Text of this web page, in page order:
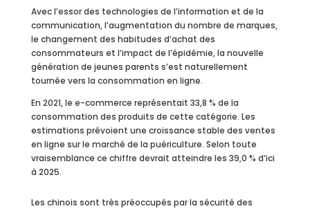
Avec l’essor des technologies de l’information et de la
communication, l’augmentation du nombre de marques,
le changement des habitudes d’achat des
consommateurs et l’impact de l’épidémie, la nouvelle
génération de jeunes parents s’est naturellement
tournée vers la consommation en ligne.
En 2021, le e-commerce représentait 33,8 % de la
consommation des produits de cette catégorie. Les
estimations prévoient une croissance stable des ventes
en ligne sur le marché de la puériculture. Selon toute
vraisemblance ce chiffre devrait atteindre les 39,0 % d’ici
à 2025.
Les chinois sont très préoccupés par la sécurité des